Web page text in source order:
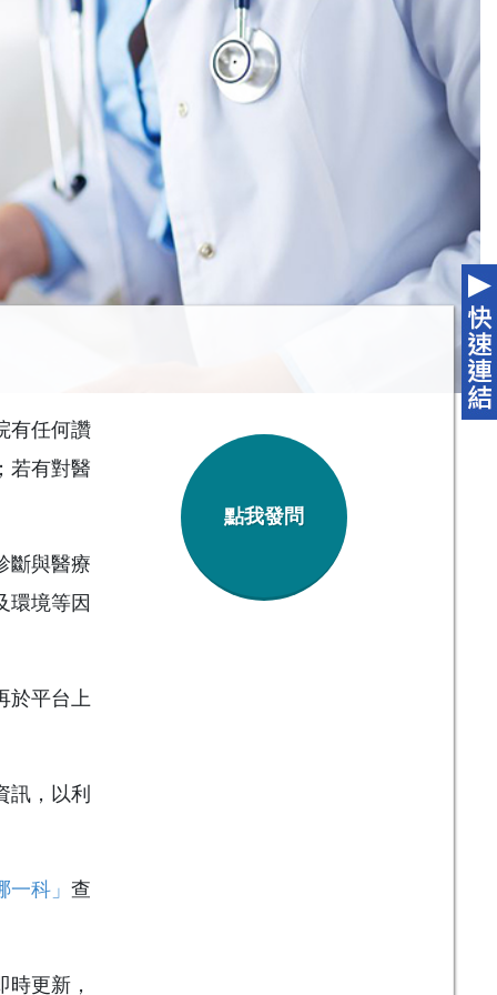
有任何讚
若有對醫
斷與醫療
環境等因
於平台上
，以利
一科」 查
更新，
點我發問